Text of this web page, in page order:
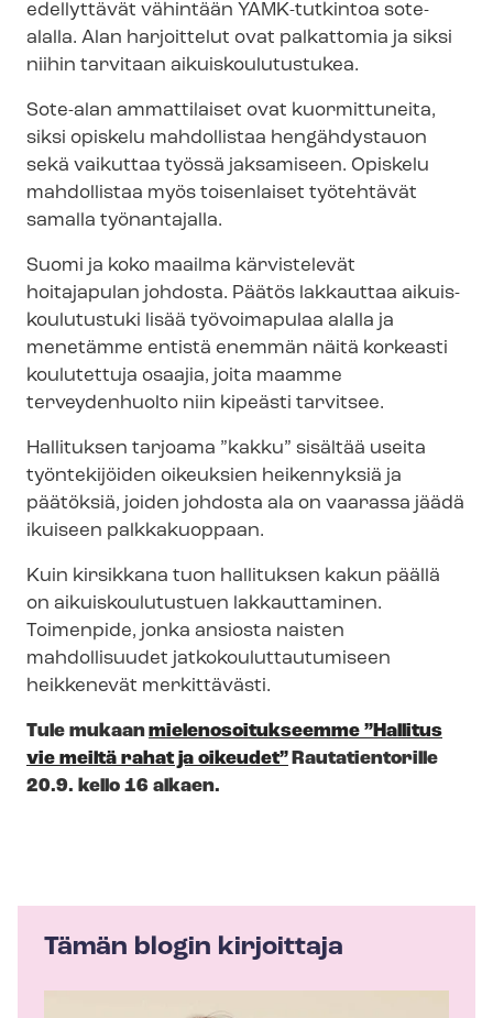
edellyttävät vähintään YAMK-tutkintoa sote-
alalla. Alan harjoittelut ovat palkattomia ja siksi
niihin tarvitaan ai­kuis­kou­lu­tus­tu­kea.
Sote-alan ammattilaiset ovat kuormittuneita,
siksi opiskelu mahdollistaa hengähdystauon
sekä vaikuttaa työssä jaksamiseen. Opiskelu
mahdollistaa myös toisenlaiset työtehtävät
samalla työnantajalla.
Suomi ja koko maailma kärvistelevät
hoitajapulan johdosta. Päätös lakkauttaa ai­kuis­
kou­lu­tus­tu­ki lisää työvoimapulaa alalla ja
menetämme entistä enemmän näitä korkeasti
koulutettuja osaajia, joita maamme
terveydenhuolto niin kipeästi tarvitsee.
Hallituksen tarjoama ”kakku” sisältää useita
työntekijöiden oikeuksien heikennyksiä ja
päätöksiä, joiden johdosta ala on vaarassa jäädä
ikuiseen palkkakuoppaan.
Kuin kirsikkana tuon hallituksen kakun päällä
on ai­kuis­kou­lu­tus­tuen lakkauttaminen.
Toimenpide, jonka ansiosta naisten
mahdollisuudet jat­ko­kou­lut­tau­tu­mi­seen
heikkenevät merkittävästi.
Tule mukaanmie­le­no­soi­tuk­seem­me ”Hallitus
vie meiltä rahat ja oikeudet” Rautatientorille
20.9. kello 16 alkaen.
Tämän blogin kirjoittaja